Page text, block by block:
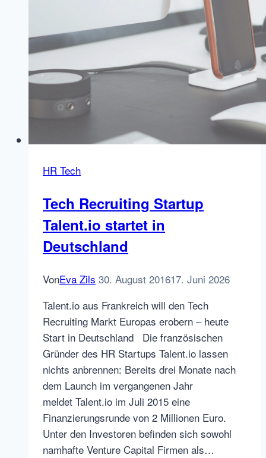
HR Tech
Tech Recruiting Startup
Talent.io startet in
Deutschland
VonEva Zils 30. August 201617. Juni 2026
Talent.io aus Frankreich will den Tech
Recruiting Markt Europas erobern – heute
Start in Deutschland Die französischen
Gründer des HR Startups Talent.io lassen
nichts anbrennen: Bereits drei Monate nach
dem Launch im vergangenen Jahr
meldet Talent.io im Juli 2015 eine
Finanzierungsrunde von 2 Millionen Euro.
Unter den Investoren befinden sich sowohl
namhafte Venture Capital Firmen als…